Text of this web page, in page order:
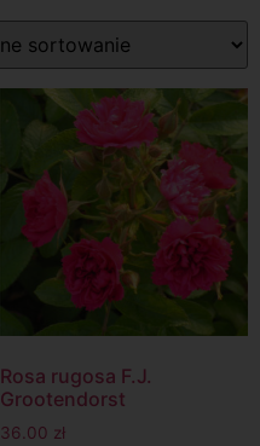
Rosa rugosa F.J.
Grootendorst
36.00 zł